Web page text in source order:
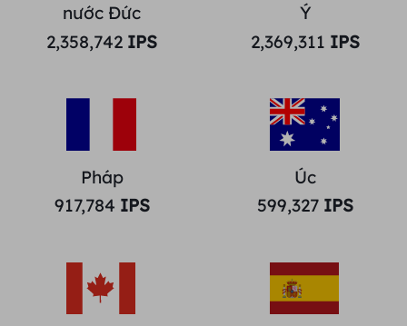
nước Đức
2,358,742 IPS
Ý
2,369,311 IPS
Pháp
917,784 IPS
Úc
599,327 IPS